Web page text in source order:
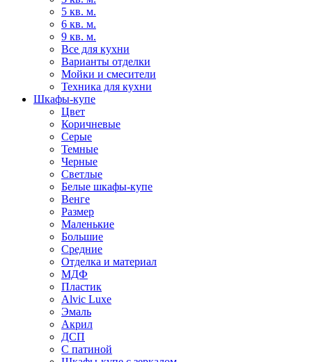
5 кв. м.
6 кв. м.
9 кв. м.
Все для кухни
Варианты отделки
Мойки и смесители
Техника для кухни
Шкафы-купе
Цвет
Коричневые
Серые
Темные
Черные
Светлые
Белые шкафы-купе
Венге
Размер
Маленькие
Большие
Средние
Отделка и материал
МДФ
Пластик
Alvic Luxe
Эмаль
Акрил
ДСП
С патиной